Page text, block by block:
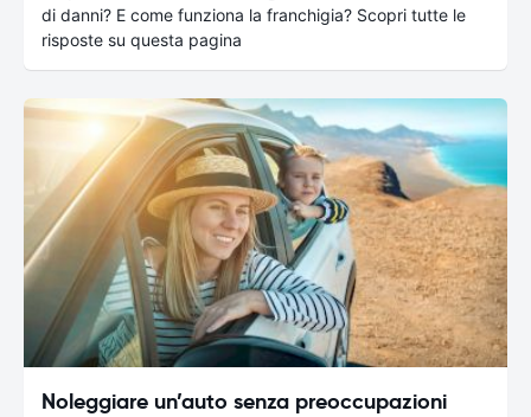
di danni? E come funziona la franchigia? Scopri tutte le
risposte su questa pagina
Noleggiare un’auto senza preoccupazioni